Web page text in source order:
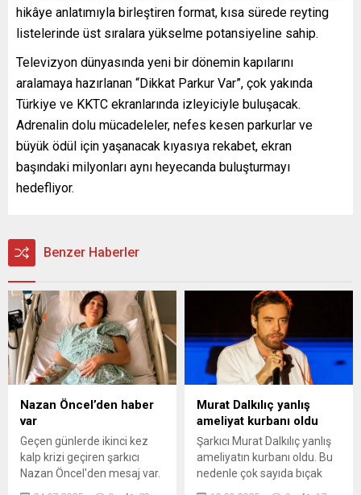
hikâye anlatımıyla birleştiren format, kısa sürede reyting
listelerinde üst sıralara yükselme potansiyeline sahip.
Televizyon dünyasında yeni bir dönemin kapılarını
aralamaya hazırlanan “Dikkat Parkur Var”, çok yakında
Türkiye ve KKTC ekranlarında izleyiciyle buluşacak.
Adrenalin dolu mücadeleler, nefes kesen parkurlar ve
büyük ödül için yaşanacak kıyasıya rekabet, ekran
başındaki milyonları aynı heyecanda buluşturmayı
hedefliyor.
Benzer Haberler
Nazan Öncel’den haber
var
Geçen günlerde ikinci kez
kalp krizi geçiren şarkıcı
Nazan Öncel'den mesaj var.
Murat Dalkılıç yanlış
ameliyat kurbanı oldu
Şarkıcı Murat Dalkılıç yanlış
ameliyatın kurbanı oldu. Bu
nedenle çok sayıda bıçak
altına yatan Dalkılıç, son